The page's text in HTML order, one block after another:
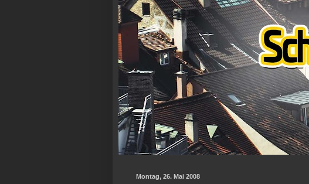
Montag, 26. Mai 2008